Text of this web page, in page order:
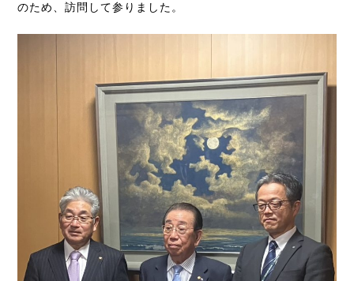
のため、訪問して参りました。